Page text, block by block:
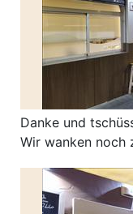
Danke und
Wir wanken noch